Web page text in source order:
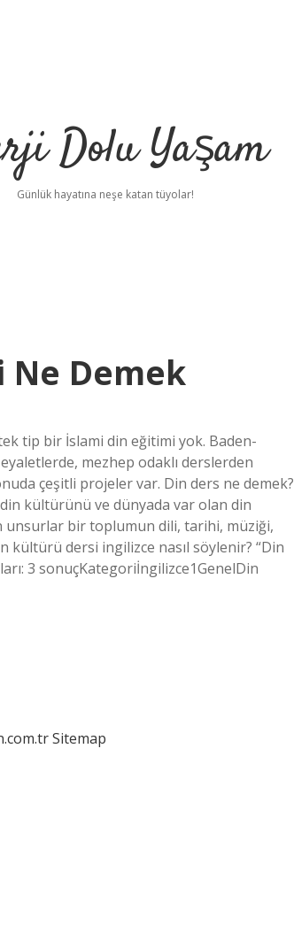
Dolu Yaşam
Günlük hayatına neşe katan tüyolar!
Demek
tip bir İslami din eğitimi yok. Baden-
mezhep odaklı derslerden
çeşitli projeler var. Din ders ne demek?
kültürünü ve dünyada var olan din
unsurlar bir toplumun dili, tarihi, müziği,
kültürü dersi ingilizce nasıl söylenir? “Din
3 sonuçKategoriİngilizce1GenelDin
Sitemap